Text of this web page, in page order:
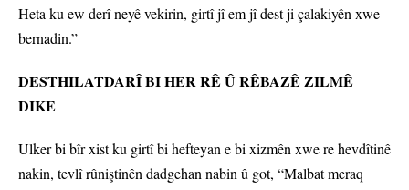
Heta ku ew derî neyê vekirin, girtî jî em jî dest ji çalakiyên xwe
bernadin.”
DESTHILATDARÎ BI HER RÊ Û RÊBAZÊ ZILMÊ
DIKE
Ulker bi bîr xist ku girtî bi hefteyan e bi xizmên xwe re hevdîtinê
nakin, tevlî rûniştinên dadgehan nabin û got, “Malbat meraq